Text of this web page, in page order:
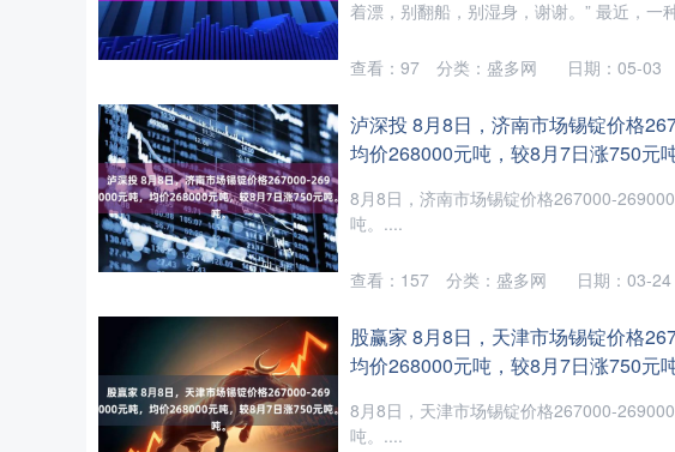
着漂，别翻船，别湿身，谢谢。” 最近，一
日期：05-03
查看： 97 分类： 盛多网
泸深投 8月8日，济南市场锡锭价格
均价268000元吨，较8月7日涨750元吨
8月8日，济南市场锡锭价格267000-
吨。....
日期：03-24
查看： 157 分类： 盛多网
股赢家 8月8日，天津市场锡锭价格
均价268000元吨，较8月7日涨750元吨
8月8日，天津市场锡锭价格267000-
吨。....